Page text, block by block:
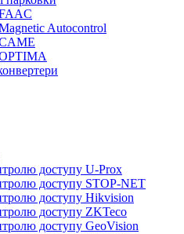
Autocontrol
доступу U-Prox
доступу STOP-NET
доступу Hikvision
доступу ZKTeco
доступу GeoVision